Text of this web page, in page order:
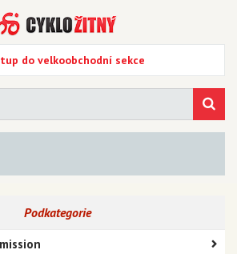
do velkoobchodní sekce
Podkategorie